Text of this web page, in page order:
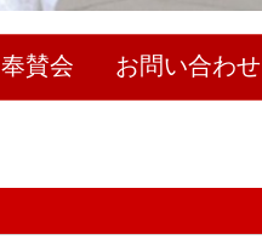
奉賛会 お問い合わせ